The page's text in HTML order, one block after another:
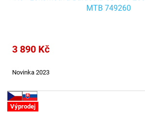
MTB 749260
3 890 Kč
Novinka 2023
Výprodej